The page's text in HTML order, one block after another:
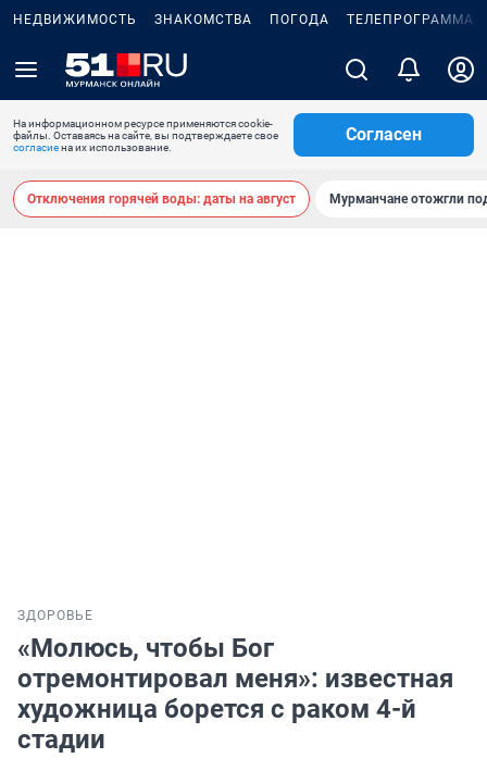
НЕДВИЖИМОСТЬ ЗНАКОМСТВА ПОГОДА ТЕЛЕПРОГРАММА
На информационном ресурсе применяются cookie-
файлы. Оставаясь на сайте, вы подтверждаете свое
согласиена их использование.
Согласен
Отключения горячей воды: даты на август Мурманчане отожгли
ЗДОРОВЬЕ
«Молюсь, чтобы Бог
отремонтировал меня»: известная
художница борется с раком 4-й
стадии